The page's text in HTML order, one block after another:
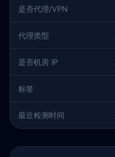
是否代理/VPN
代理类型
是否机房 IP
标签
最近检测时间